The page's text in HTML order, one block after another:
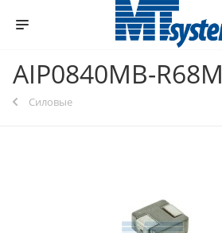
AIP0840MB-R68M
Силовые